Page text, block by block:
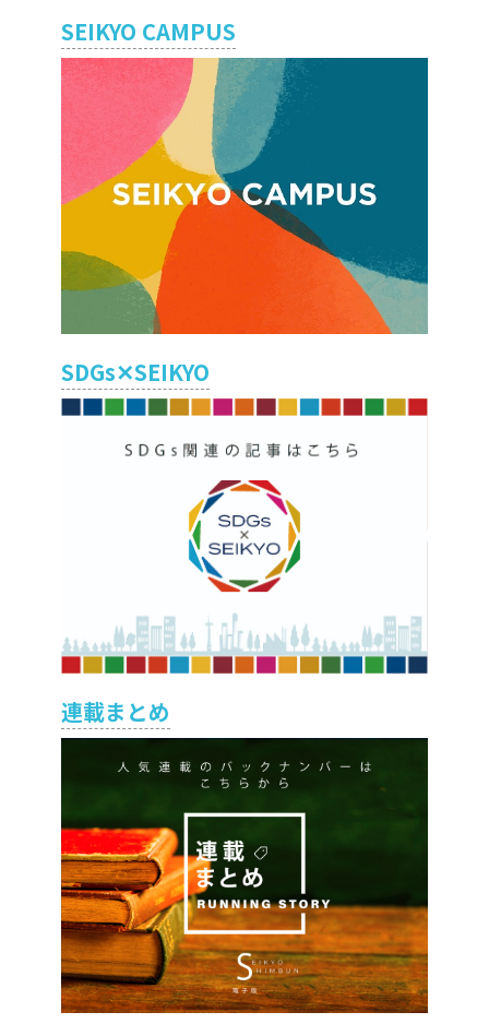
SEIKYO CAMPUS
SDGs✕SEIKYO
連載まとめ